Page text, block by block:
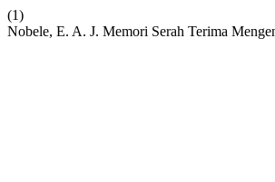
(1)
Nobele, E. A. J. Memori Serah Terima